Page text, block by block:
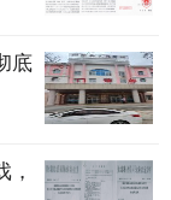
底
，